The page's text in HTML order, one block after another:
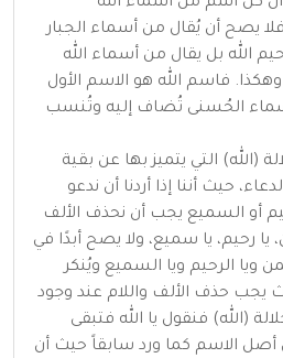
يصح أن يُقال من أسماء الجبار
الله بل يقال من أسماء الله
وهكذا. فاسم الله هو الاسم الأول
الحُسنى تُضاف إليه وتُنسب
(الله) التي يتميز بها عن بقية
حيث أننا إذا أردنا أن ندعو
أو السميع يجب أن نحذف الألف
يا رحيم، يا سميع، ولا يصح أبدًا في
ويا الرحيم ويا السميع ويُنكر
يجب حذف الألف واللام عند وجود
(الله) فنقول يا الله فتبقى
أصل الاسم كما ورد سابقاً حيث أن